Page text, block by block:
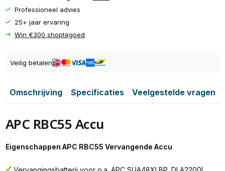
Professioneel advies
25+ jaar ervaring
Win €300 shoptegoed
Veilig betalen
Omschrijving Specificaties Veelgestelde vragen
APC RBC55 Accu
Eigenschappen APC RBC55 Vervangende Accu